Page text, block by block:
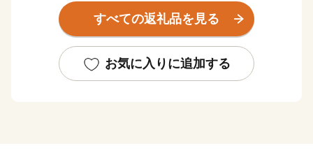
れる伊賀上野城のふもとでは、誰もが忍者気分を味わえ
る「伊賀上野ＮＩＮＪＡフェスタ」が開催され、秋には
祭」や、ユネスコ無形文化遺産に登録されたダンジリ行
事で有名な「上野天神祭」が行われるなど、歴史と文化
すべての返礼品を見る
お気に入りに追加する